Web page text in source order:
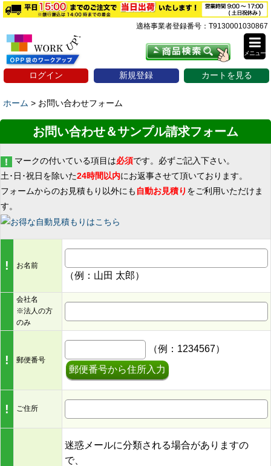
適格事業者登録番号：T9130001030867
ログイン 新規登録 カートを見る
メニュー
ホーム > お問い合わせフォーム
お問い合わせ＆サンプル請求フォーム
マークの付いている項目は必須です。必ずご記入下さい。
土･日･祝日を除いた24時間以内にお返事させて頂いております。
フォームからのお見積もり以外にも 自動お見積り をご利用いただけま
す。
! お名前
（例：山田 太郎）
会社名
※法人の方
のみ
! 郵便番号
（例：1234567）
郵便番号から住所入力
! ご住所
迷惑メールに分類される場合がありますの
で、